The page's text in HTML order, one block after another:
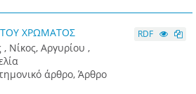
ΤΟΥ ΧΡΩΜΑΤΟΣ
Νίκος, Αργυρίου ,
άρθρο, Άρθρο
RDF